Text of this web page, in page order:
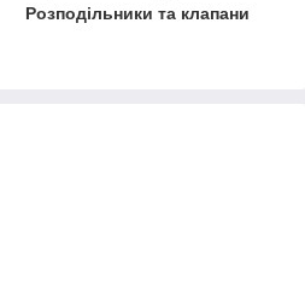
Розподільники та клапани